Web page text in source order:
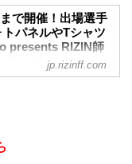
郎、...
ファイターによるト
大忘年会などのイベ
ん！
の年末は六本木ヒルズ
祭りを楽しもう！
師走の超強者祭り
売が12月22日（月）
に落としこんだ
朝倉未来 応援 Tシャ
』、『TRACK
ティジャケット』、も
で開催！出場選手
パネルやTシャツ
presents RIZIN師
開催記念くじ -
FEDERATION オ
にて「Yogibo
インくじがスター
jp.rizinff.com